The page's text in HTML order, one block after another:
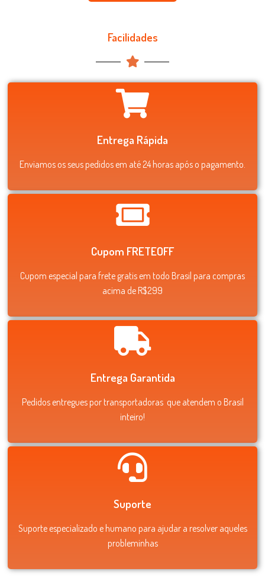
Facilidades
Entrega Rápida
Enviamos os seus pedidos em até 24 horas após o pagamento.
Cupom FRETEOFF
Cupom especial para frete gratis em todo Brasil para compras
acima de R$299
Entrega Garantida
Pedidos entregues por transportadoras que atendem o Brasil
inteiro!
Suporte
Suporte especializado e humano para ajudar a resolver aqueles
probleminhas